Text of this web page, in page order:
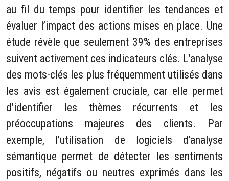
au fil du temps pour identifier les tendances et
évaluer l’impact des actions mises en place. Une
étude révèle que seulement 39% des entreprises
suivent activement ces indicateurs clés. L’analyse
des mots-clés les plus fréquemment utilisés dans
les avis est également cruciale, car elle permet
d’identifier les thèmes récurrents et les
préoccupations majeures des clients. Par
exemple, l’utilisation de logiciels d’analyse
sémantique permet de détecter les sentiments
positifs, négatifs ou neutres exprimés dans les